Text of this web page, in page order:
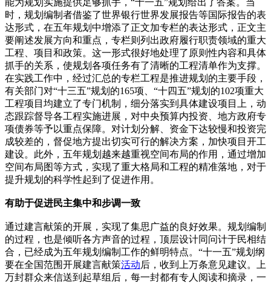
时，规划编制者借鉴了世界银行世界发展报告等国际报告的表
达形式，在五年规划中增添了正文加专栏的表达形式，正文主
要阐述发展方向和重点，专栏则列出政府履行职责领域的重大
工程、项目和政策。这一形式很好地处理了原则性内容和具体
抓手的关系，使规划各项任务有了清晰的工程清单作为支撑。
在实践工作中，经过汇总的专栏工程是推进规划的主要手段，
有关部门对“十三五”规划的165项、“十四五”规划的102项重大
工程项目均建立了专门机制，细分落实到具体建设项目上，动
态跟踪督导各工程实施进展，对中央预算内投资、地方政府专
项债券等予以重点保障。对计划分解、资金下达较慢和投资完
成较差的，督促地方提出切实可行的解决方案，加快项目开工
建设。此外，五年规划越来越重视空间布局的作用，通过增加
空间布局图等方式，实现了重大格局和工程的精准落地，对于
提升规划的科学性起到了促进作用。
有助于促进民主集中和步调一致
通过建言献策的开展，实现了集思广益的良好效果。规划编制
的过程，也是倾听各方声音的过程，顶层设计同问计于民相结
合，已经成为五年规划编制工作的鲜明特点。“十一五”规划纲
要在全国范围开展建言献策活动后，收到上万条意见建议。上
万封群众来信送到起草组后，每一封都有专人阅读和摘录，一